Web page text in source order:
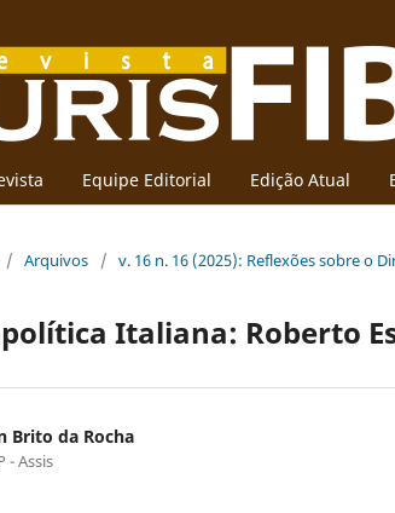
Equipe Editorial Edição Atual
/ Arquivos / v. 16 n. 16 (2025): Reflexões sobre o
Italiana: Roberto
Brito da Rocha
- Assis